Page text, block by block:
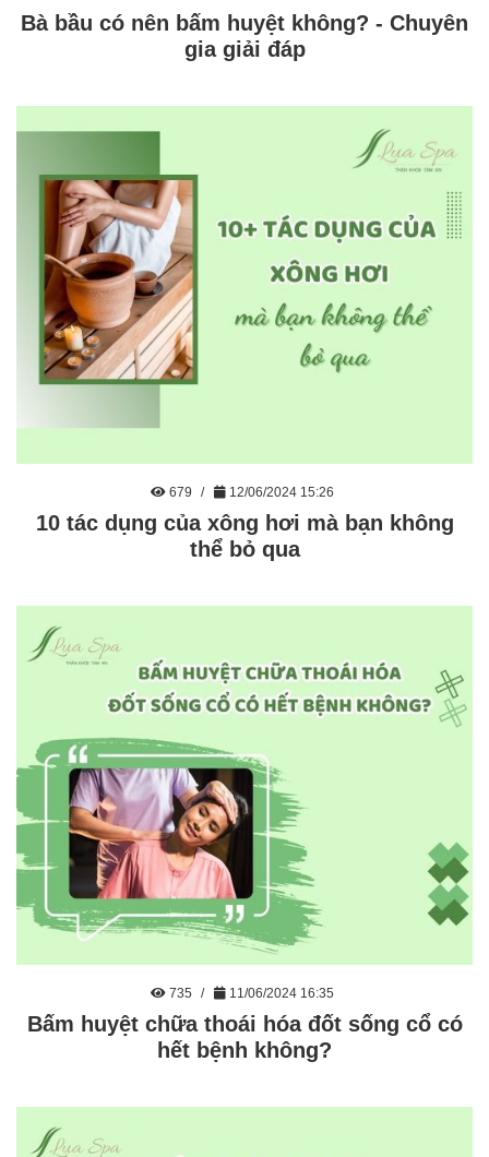
Bà bầu có nên bấm huyệt không? - Chuyên
gia giải đáp
679 12/06/2024 15:26
10 tác dụng của xông hơi mà bạn không
thể bỏ qua
735 11/06/2024 16:35
Bấm huyệt chữa thoái hóa đốt sống cổ có
hết bệnh không?